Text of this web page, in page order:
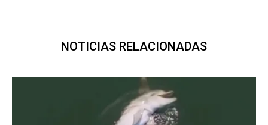
NOTICIAS RELACIONADAS